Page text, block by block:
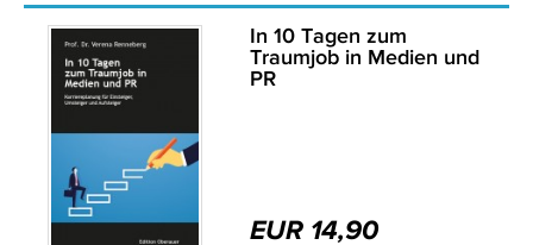
In 10 Tagen zum
Traumjob in Medien und
PR
EUR 14,90